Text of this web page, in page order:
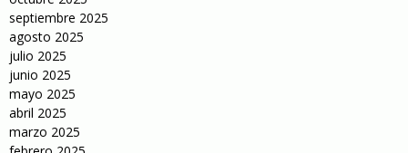
septiembre 2025
agosto 2025
julio 2025
junio 2025
mayo 2025
abril 2025
marzo 2025